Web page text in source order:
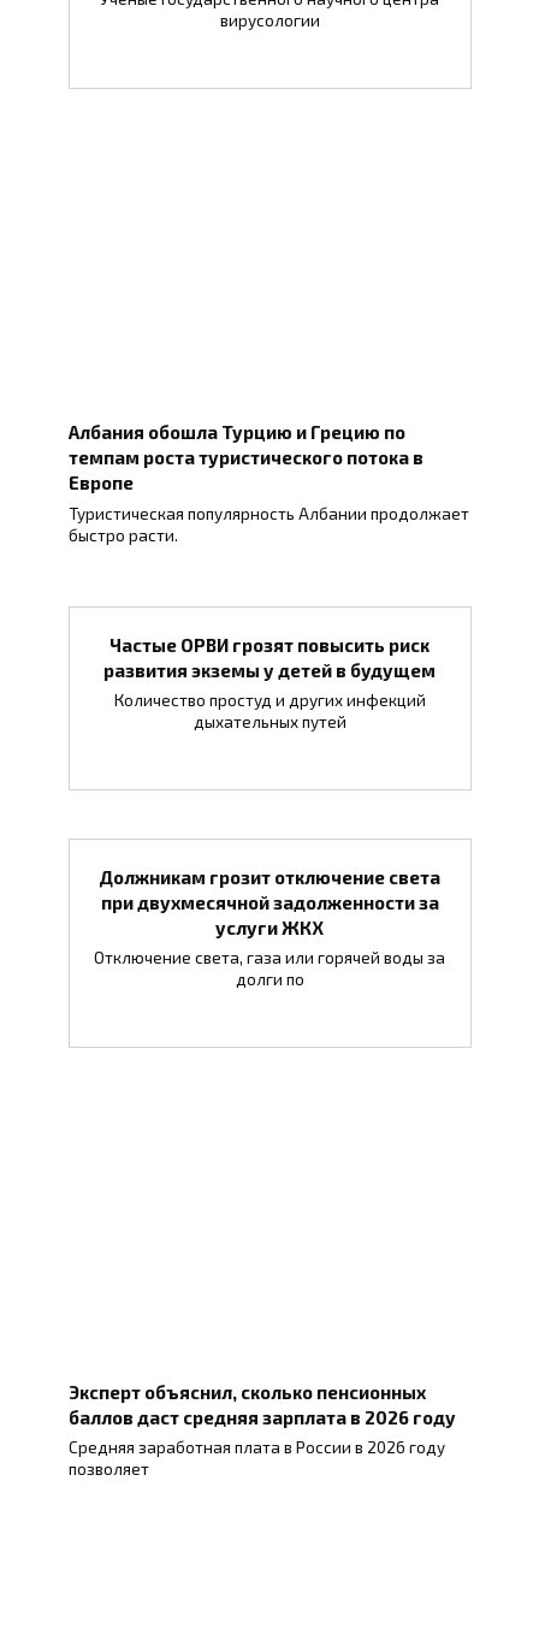
вирусологии
Албания обошла Турцию и Грецию по
темпам роста туристического потока в
Европе
Туристическая популярность Албании продолжает
быстро расти.
Частые ОРВИ грозят повысить риск
развития экземы у детей в будущем
Количество простуд и других инфекций
дыхательных путей
Должникам грозит отключение света
при двухмесячной задолженности за
услуги ЖКХ
Отключение света, газа или горячей воды за
долги по
Эксперт объяснил, сколько пенсионных
баллов даст средняя зарплата в 2026 году
Средняя заработная плата в России в 2026 году
позволяет